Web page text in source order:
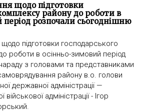
щодо підготовки
району до роботи в
період розпочали сьогоднішню
підготовки господарського
роботи в осінньо-зимовий період
з головами та представниками
району в.о. голови
державної адміністрації —
адміністрації - Ігор